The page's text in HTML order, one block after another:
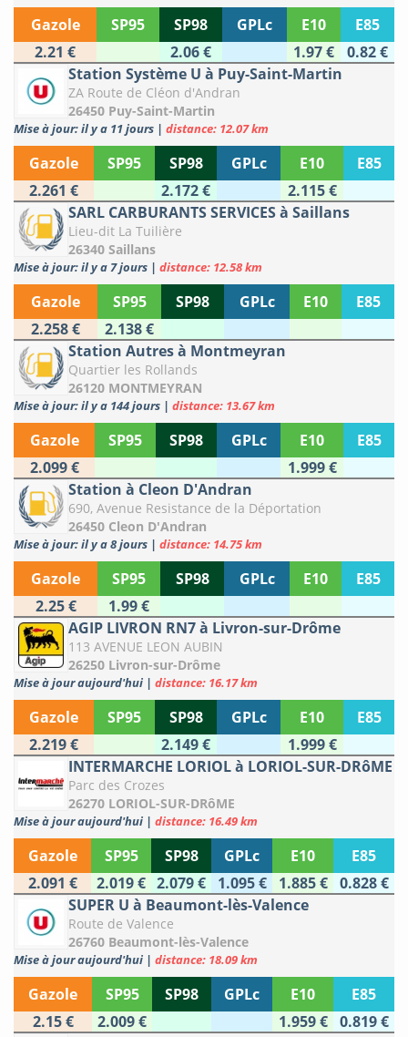
Gazole SP95 SP98 GPLc E10
E85
2.21 €
2.06 € 1.97 €
0.82 €
Station Système U à Puy-Saint-Martin
ZA Route de Cléon d'Andran
26450 Puy-Saint-Martin
Mise à jour: il y a 11 jours | distance: 12.07 km
Gazole SP95 SP98 GPLc E10
E85
2.261 €
2.172 €
2.115 €
SARL CARBURANTS SERVICES à Saillans
Lieu-dit La Tuilière
26340 Saillans
Mise à jour: il y a 7 jours | distance: 12.58 km
Gazole SP95 SP98 GPLc E10
E85
2.258 €
2.138 €
Station Autres à Montmeyran
Quartier les Rollands
26120 MONTMEYRAN
Mise à jour: il y a 144 jours | distance: 13.67 km
Gazole SP95 SP98 GPLc E10
E85
2.099 €
1.999 €
Station à Cleon D'Andran
690, Avenue Resistance de la Déportation
26450 Cleon D'Andran
Mise à jour: il y a 8 jours | distance: 14.75 km
Gazole SP95 SP98 GPLc E10
E85
2.25 €
1.99 €
AGIP LIVRON RN7 à Livron-sur-Drôme
113 AVENUE LEON AUBIN
26250 Livron-sur-Drôme
Mise à jour aujourd'hui | distance: 16.17 km
Gazole SP95 SP98 GPLc E10
E85
2.219 €
2.149 €
1.999 €
INTERMARCHE LORIOL à LORIOL-SUR-DRôME
Parc des Crozes
26270 LORIOL-SUR-DRôME
Mise à jour aujourd'hui | distance: 16.49 km
Gazole SP95 SP98 GPLc E10
E85
2.091 €
2.019 € 2.079 € 1.095 € 1.885 €
0.828 €
SUPER U à Beaumont-lès-Valence
Route de Valence
26760 Beaumont-lès-Valence
Mise à jour aujourd'hui | distance: 18.09 km
Gazole SP95 SP98 GPLc E10
E85
2.15 €
2.009 € 1.959 €
0.819 €